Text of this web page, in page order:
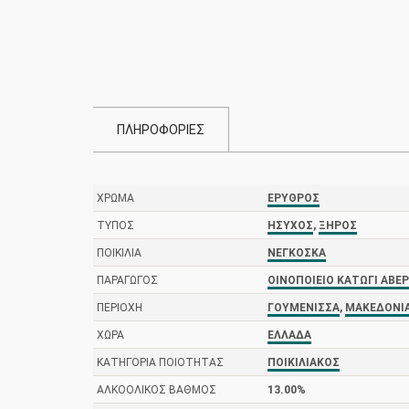
ΠΛΗΡΟΦΟΡΙΕΣ
ΧΡΏΜΑ ΕΡΥΘΡΌΣ
ΤΎΠΟΣ ΉΣΥΧΟΣ, ΞΗΡΌΣ
ΠΟΙΚΙΛΊΑ ΝΕΓΚΌΣΚΑ
ΠΑΡΑΓΩΓΌΣ ΟΙΝΟΠΟΙΕΊΟ ΚΑΤΏΓΙ
ΠΕΡΙΟΧΉ ΓΟΥΜΈΝΙΣΣΑ,
ΧΏΡΑ ΕΛΛΆΔΑ
ΚΑΤΗΓΟΡΊΑ ΠΟΙΌΤΗΤΑΣ ΠΟΙΚΙΛΙΑΚΌΣ
ΑΛΚΟΟΛΙΚΌΣ ΒΑΘΜΌΣ 13.00%